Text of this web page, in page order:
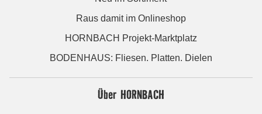
Raus damit im Onlineshop
HORNBACH Projekt-Marktplatz
BODENHAUS: Fliesen. Platten. Dielen
Über HORNBACH